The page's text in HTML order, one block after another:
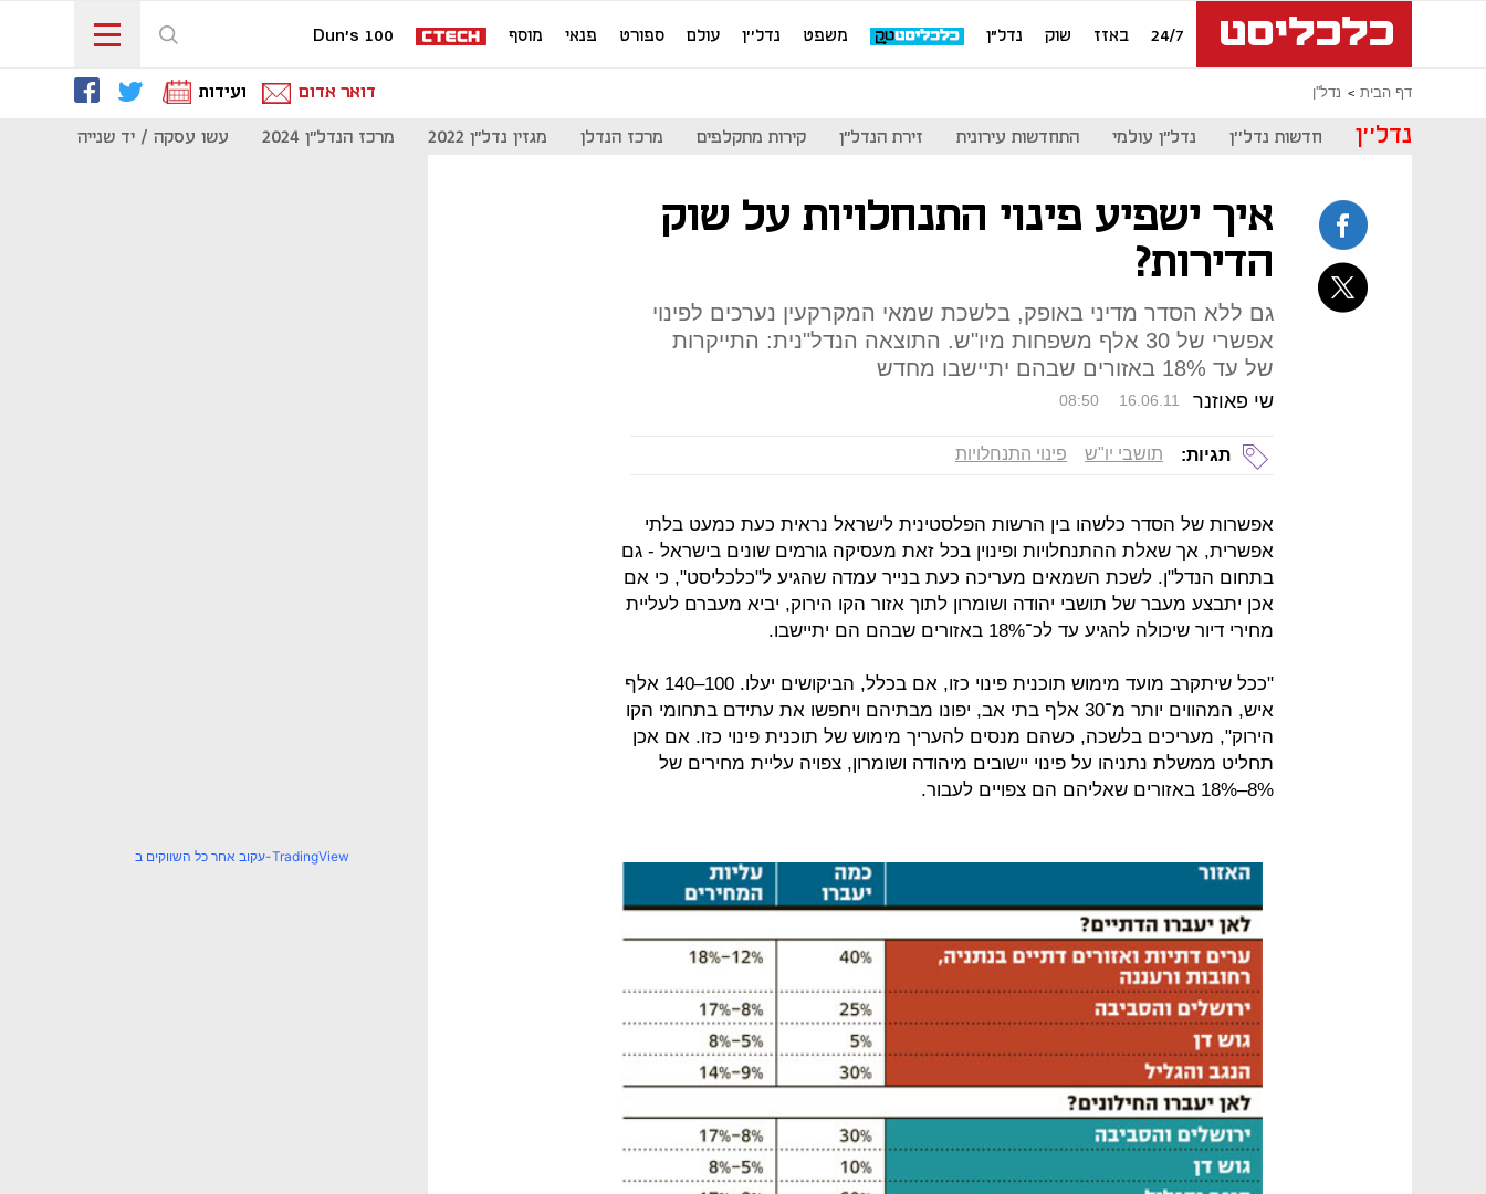
24/7 באזז שוק נדל"ן משפט נדל''ן עולם ספורט פנאי מוסף Dun's 100
דף הבית נדל''ן דואר אדום ועידות
נדל''ן חדשות נדל''ן נדל"ן עולמי התחדשות עירונית זירת הנדל"ן קירות מתקלפים מרכז הנדלן מגזין נדל"ן 2022 מרכז הנדל"ן 2024 עשו עסקה / יד שנייה
איך ישפיע פינוי התנחלויות על שוק
הדירות?
גם ללא הסדר מדיני באופק, בלשכת שמאי המקרקעין נערכים לפינוי
אפשרי של 30 אלף משפחות מיו"ש. התוצאה הנדל"נית: התייקרות
של עד 18% באזורים שבהם יתיישבו מחדש
שי פאוזנר 08:50 16.06.11
תגיות: תושבי יו"ש פינוי התנחלויות
אפשרות של הסדר כלשהו בין הרשות הפלסטינית לישראל נראית כעת כמעט בלתי
אפשרית, אך שאלת ההתנחלויות ופינוין בכל זאת מעסיקה גורמים שונים בישראל - גם
בתחום הנדל"ן. לשכת השמאים מעריכה כעת בנייר עמדה שהגיע ל"כלכליסט", כי אם
אכן יתבצע מעבר של תושבי יהודה ושומרון לתוך אזור הקו הירוק, יביא מעברם לעליית
מחירי דיור שיכולה להגיע עד לכ־18% באזורים שבהם הם יתיישבו.
"ככל שיתקרב מועד מימוש תוכנית פינוי כזו, אם בכלל, הביקושים יעלו. 100–140 אלף
איש, המהווים יותר מ־30 אלף בתי אב, יפונו מבתיהם ויחפשו את עתידם בתחומי הקו
הירוק", מעריכים בלשכה, כשהם מנסים להעריך מימוש של תוכנית פינוי כזו. אם אכן
תחליט ממשלת נתניהו על פינוי יישובים מיהודה ושומרון, צפויה עליית מחירים של
8%–18% באזורים שאליהם הם צפויים לעבור.
עקוב אחר כל השווקים ב-TradingView